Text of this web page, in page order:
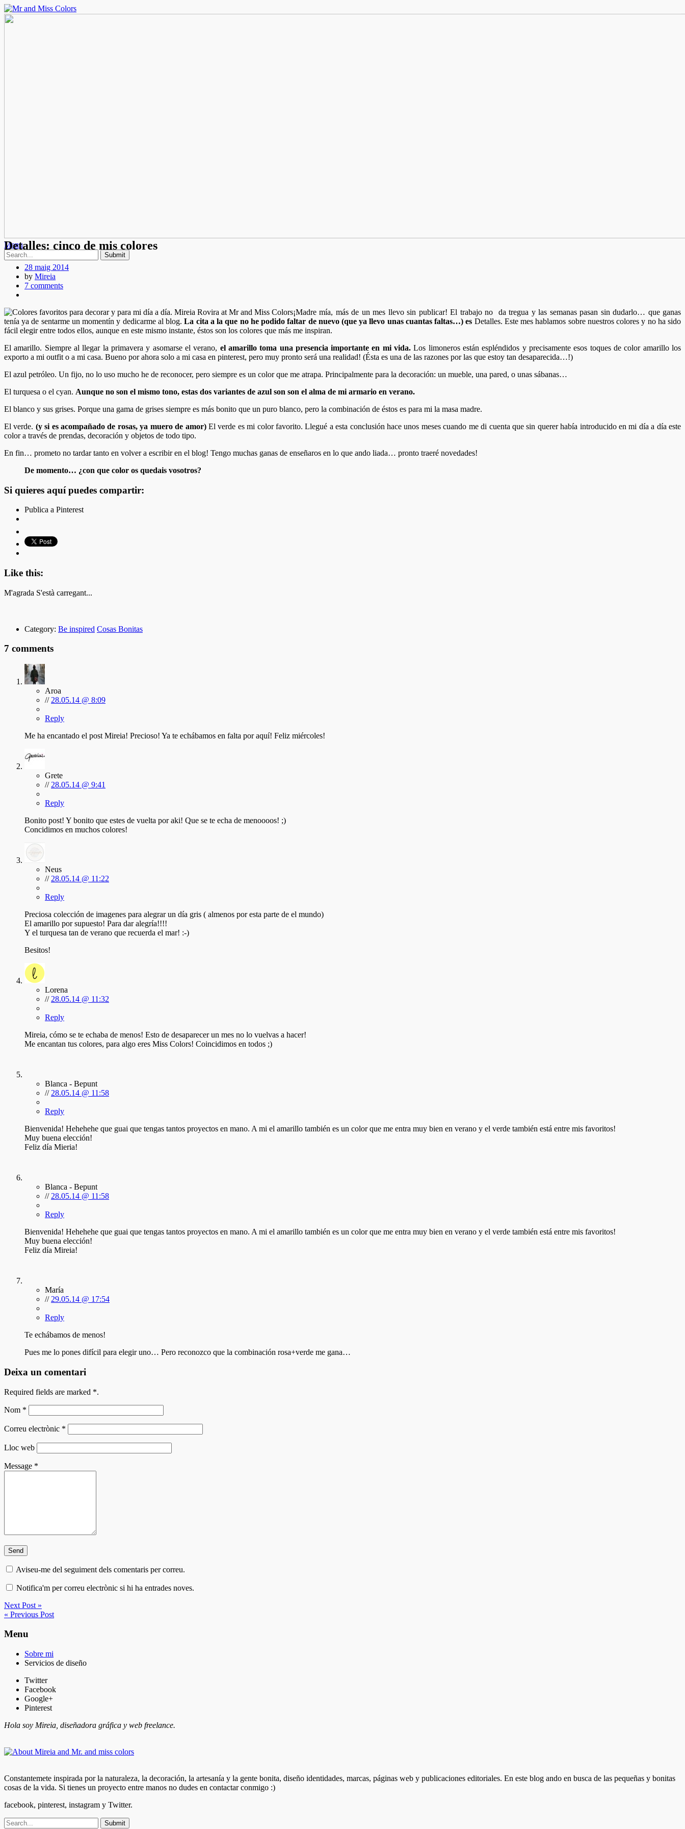
Menu
Detalles: cinco de mis colores
28 maig 2014
by Mireia
7 comments
¡Madre mía, más de un mes llevo sin publicar! El trabajo no da tregua y las semanas pasan sin dudarlo… que ganas
tenía ya de sentarme un momentín y dedicarme al blog.La cita a la que no he podido faltar de nuevo (que ya llevo unas cuantas faltas…) es Detalles. Este mes hablamos sobre nuestros colores y no ha sido
fácil elegir entre todos ellos, aunque en este mismo instante, éstos son los colores que más me inspiran.
El amarillo. Siempre al llegar la primavera y asomarse el verano, el amarillo toma una presencia importante en mi vida. Los limoneros están espléndidos y precisamente esos toques de color amarillo los
exporto a mi outfit o a mi casa. Bueno por ahora solo a mi casa en pinterest, pero muy pronto será una realidad! (Ésta es una de las razones por las que estoy tan desaparecida…!)
El azul petróleo. Un fijo, no lo uso mucho he de reconocer, pero siempre es un color que me atrapa. Principalmente para la decoración: un mueble, una pared, o unas sábanas…
El turquesa o el cyan. Aunque no son el mismo tono, estas dos variantes de azul son son el alma de mi armario en verano.
El blanco y sus grises. Porque una gama de grises siempre es más bonito que un puro blanco, pero la combinación de éstos es para mi la masa madre.
El verde. (y si es acompañado de rosas, ya muero de amor)El verde es mi color favorito. Llegué a esta conclusión hace unos meses cuando me di cuenta que sin querer había introducido en mi día a día este
color a través de prendas, decoración y objetos de todo tipo.
En fin… prometo no tardar tanto en volver a escribir en el blog! Tengo muchas ganas de enseñaros en lo que ando liada… pronto traeré novedades!
De momento… ¿con que color os quedais vosotros?
Si quieres aquí puedes compartir:
Publica a Pinterest
Like this:
M'agrada S'està carregant...
Category: Be inspired Cosas Bonitas
7 comments
Aroa
// 28.05.14 @ 8:09
Reply
Me ha encantado el post Mireia! Precioso! Ya te echábamos en falta por aquí! Feliz miércoles!
Grete
// 28.05.14 @ 9:41
Reply
Bonito post! Y bonito que estes de vuelta por aki! Que se te echa de menoooos! ;)
Concidimos en muchos colores!
Neus
// 28.05.14 @ 11:22
Reply
Preciosa colección de imagenes para alegrar un día gris ( almenos por esta parte de el mundo)
El amarillo por supuesto! Para dar alegría!!!!
Y el turquesa tan de verano que recuerda el mar! :-)
Besitos!
Lorena
// 28.05.14 @ 11:32
Reply
Mireia, cómo se te echaba de menos! Esto de desaparecer un mes no lo vuelvas a hacer!
Me encantan tus colores, para algo eres Miss Colors! Coincidimos en todos ;)
Blanca - Bepunt
// 28.05.14 @ 11:58
Reply
Bienvenida! Hehehehe que guai que tengas tantos proyectos en mano. A mi el amarillo también es un color que me entra muy bien en verano y el verde también está entre mis favoritos!
Muy buena elección!
Feliz día Mieria!
Blanca - Bepunt
// 28.05.14 @ 11:58
Reply
Bienvenida! Hehehehe que guai que tengas tantos proyectos en mano. A mi el amarillo también es un color que me entra muy bien en verano y el verde también está entre mis favoritos!
Muy buena elección!
Feliz día Mireia!
María
// 29.05.14 @ 17:54
Reply
Te echábamos de menos!
Pues me lo pones difícil para elegir uno… Pero reconozco que la combinación rosa+verde me gana…
Deixa un comentari
Required fields are marked *.
Nom *
Correu electrònic *
Lloc web
Message *
Aviseu-me del seguiment dels comentaris per correu.
Notifica'm per correu electrònic si hi ha entrades noves.
Next Post »
« Previous Post
Menu
Sobre mi
Servicios de diseño
Twitter
Facebook
Google+
Pinterest
Hola soy Mireia, diseñadora gráfica y web freelance.
Constantemete inspirada por la naturaleza, la decoración, la artesanía y la gente bonita, diseño identidades, marcas, páginas web y publicaciones editoriales. En este blog ando en busca de las pequeñas y bonitas
cosas de la vida. Si tienes un proyecto entre manos no dudes en contactar conmigo :)
facebook, pinterest, instagram y Twitter.